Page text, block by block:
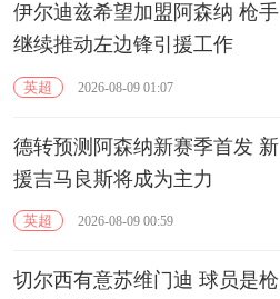
伊尔迪兹希望加盟阿森纳 枪手
继续推动左边锋引援工作
英超 2026-08-09 01:07
德转预测阿森纳新赛季首发 新
援吉马良斯将成为主力
英超 2026-08-09 00:59
切尔西有意苏维门迪 球员是枪